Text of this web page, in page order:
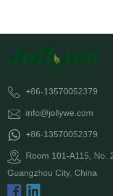
+86-13570052379
info@jollywe.com
+86-13570052379
Room 101-A115, No.
Guangzhou City, China